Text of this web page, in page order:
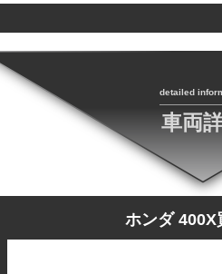
detailed
車両
ホンダ 400X